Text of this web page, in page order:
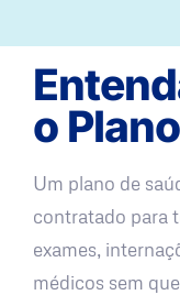
o
Um plano de
contratado para
exames,
médicos sem